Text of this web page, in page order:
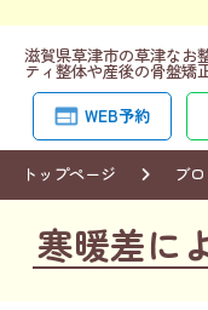
滋賀県草津市の草津なお
ティ整体や産後の骨盤矯
WEB予約
トップページ ブ
寒暖差に